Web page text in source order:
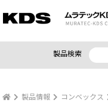
製品検索
製品情報 コンベックス